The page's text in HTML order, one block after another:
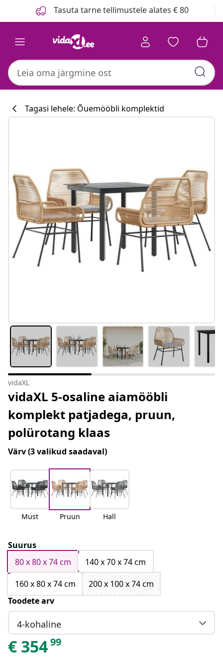
Tasuta tarne tellimustele alates € 80
#sharemevidaxl
Tagasi lehele: Õuemööbli komplektid
vidaXL
vidaXL 5-osaline aiamööbli
komplekt patjadega, pruun,
polürotang klaas
Värv(3 valikud saadaval)
Must Pruun Hall
Suurus
80 x 80 x 74 cm
140 x 70 x 74 cm
160 x 80 x 74 cm
200 x 100 x 74 cm
Toodete arv
4-kohaline
€ 35499